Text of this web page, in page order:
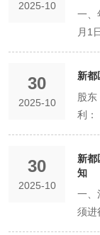
肃的
称
成
烈
须是
况发
30
到企
营
吗？
多求
与主
目都
和合
注
被
务就
更。
持聚
略发
前纯
势
人
司：
事会
事）
外部
大
股东
资
以
层
子女
策红
产
对固
贴。
行“
技术
产业
分僵
主
始人
（
子女
（
同角
股平
构
公司
该
录（
对该
在影
义：
由一
办理
书签
托管
本身
可申
供
册资
承受
公司
内对
认缴
责任
注
配即
务，
无关
烦。
开业
受
同时
2025-10
一、
月1
息公
报
录
入“
点：
土地
予以
伴、
发现
难：
30
2025-10
新都
股东
利：
（表
任
担责
30
2025-10
新都
知​
一、
须进
散，